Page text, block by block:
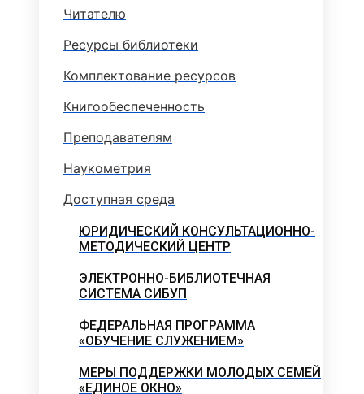
Читателю
Ресурсы библиотеки
Комплектование ресурсов
Книгообеспеченность
Преподавателям
Наукометрия
Доступная среда
ЮРИДИЧЕСКИЙ КОНСУЛЬТАЦИОННО-
МЕТОДИЧЕСКИЙ ЦЕНТР
ЭЛЕКТРОННО-БИБЛИОТЕЧНАЯ
СИСТЕМА СИБУП
ФЕДЕРАЛЬНАЯ ПРОГРАММА
«ОБУЧЕНИЕ СЛУЖЕНИЕМ»
МЕРЫ ПОДДЕРЖКИ МОЛОДЫХ СЕМЕЙ
«ЕДИНОЕ ОКНО»